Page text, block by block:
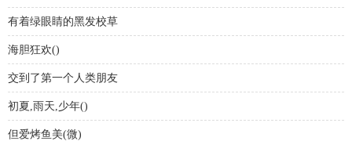
有着绿眼睛的黑发校草
海胆狂欢()
交到了第一个人类朋友
初夏,雨天,少年()
但爱烤鱼美(微)